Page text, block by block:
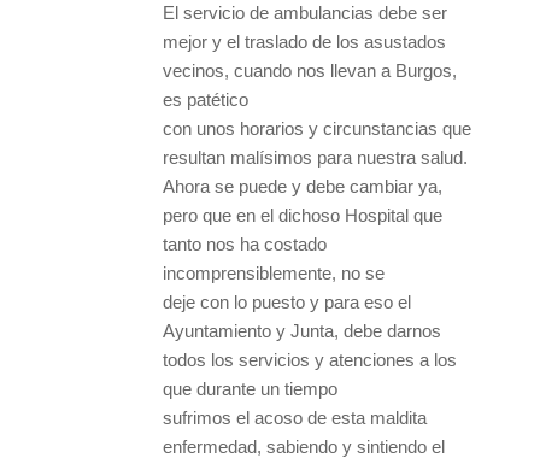
El servicio de ambulancias debe ser
mejor y el traslado de los asustados
vecinos, cuando nos llevan a Burgos,
es patético
con unos horarios y circunstancias que
resultan malísimos para nuestra salud.
Ahora se puede y debe cambiar ya,
pero que en el dichoso Hospital que
tanto nos ha costado
incomprensiblemente, no se
deje con lo puesto y para eso el
Ayuntamiento y Junta, debe darnos
todos los servicios y atenciones a los
que durante un tiempo
sufrimos el acoso de esta maldita
enfermedad, sabiendo y sintiendo el